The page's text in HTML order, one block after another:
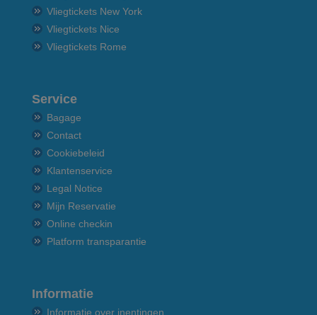
Vliegtickets New York
Vliegtickets Nice
Vliegtickets Rome
Service
Bagage
Contact
Cookiebeleid
Klantenservice
Legal Notice
Mijn Reservatie
Online checkin
Platform transparantie
Informatie
Informatie over inentingen